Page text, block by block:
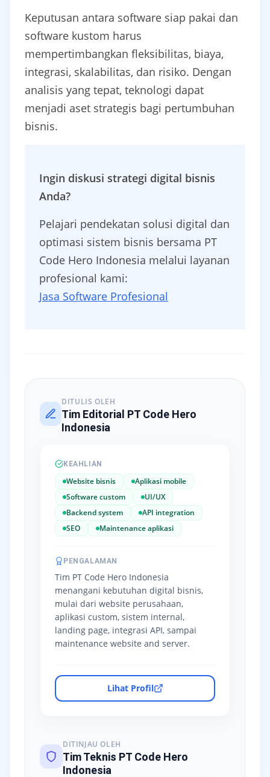
Keputusan antara software siap pakai dan
software kustom harus
mempertimbangkan fleksibilitas, biaya,
integrasi, skalabilitas, dan risiko. Dengan
analisis yang tepat, teknologi dapat
menjadi aset strategis bagi pertumbuhan
bisnis.
Ingin diskusi strategi digital bisnis
Anda?
Pelajari pendekatan solusi digital dan
optimasi sistem bisnis bersama PT
Code Hero Indonesia melalui layanan
profesional kami:
Jasa Software Profesional
DITULIS OLEH
Tim Editorial PT Code Hero
Indonesia
KEAHLIAN
Website bisnis
Aplikasi mobile
Software custom
UI/UX
Backend system
API integration
SEO
Maintenance aplikasi
PENGALAMAN
Tim PT Code Hero Indonesia
menangani kebutuhan digital bisnis,
mulai dari website perusahaan,
aplikasi custom, sistem internal,
landing page, integrasi API, sampai
maintenance website and server.
Lihat Profil
DITINJAU OLEH
Tim Teknis PT Code Hero
Indonesia